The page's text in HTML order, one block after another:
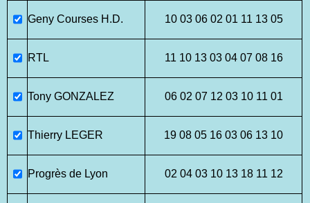
Geny Courses H.D. 10 03 06 02 01 11 13 05
RTL 11 10 13 03 04 07 08 16
Tony GONZALEZ 06 02 07 12 03 10 11 01
Thierry LEGER 19 08 05 16 03 06 13 10
Progrès de Lyon 02 04 03 10 13 18 11 12